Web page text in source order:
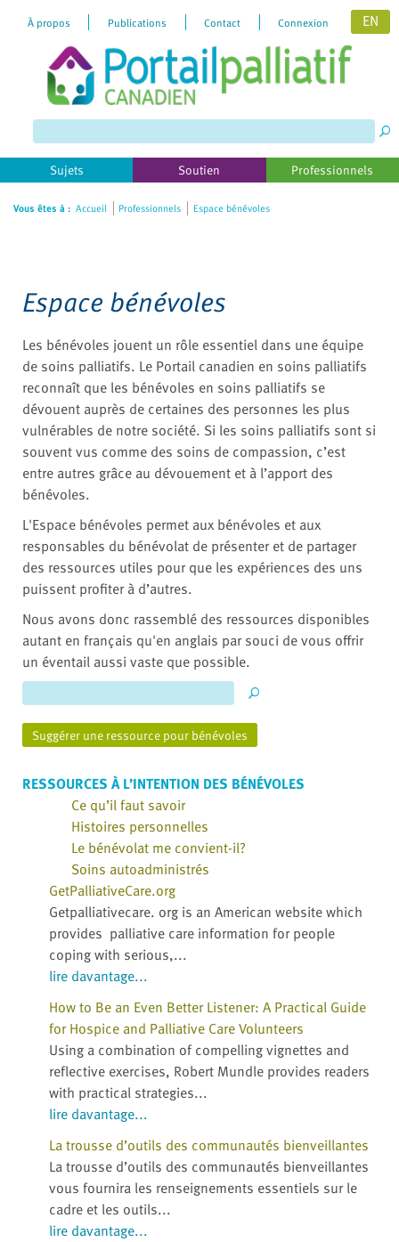
website
includes
an
accessibility
À propos Publications Contact Connexion EN
Sujets Soutien Professionnels
Vous êtes à : Accueil Professionnels Espace bénévoles
Espace bénévoles
Les bénévoles jouent un rôle essentiel dans une équipe
de soins palliatifs. Le Portail canadien en soins palliatifs
reconnaît que les bénévoles en soins palliatifs se
dévouent auprès de certaines des personnes les plus
vulnérables de notre société. Si les soins palliatifs sont si
souvent vus comme des soins de compassion, c’est
entre autres grâce au dévouement et à l’apport des
bénévoles.
L'Espace bénévoles permet aux bénévoles et aux
responsables du bénévolat de présenter et de partager
des ressources utiles pour que les expériences des uns
puissent profiter à d’autres.
Nous avons donc rassemblé des ressources disponibles
autant en français qu'en anglais par souci de vous offrir
un éventail aussi vaste que possible.
Suggérer une ressource pour bénévoles
RESSOURCES À L’INTENTION DES BÉNÉVOLES
Ce qu’il faut savoir
Histoires personnelles
Le bénévolat me convient-il?
Soins autoadministrés
GetPalliativeCare.org
Getpalliativecare. org is an American website which
provides palliative care information for people
coping with serious,...
lire davantage...
How to Be an Even Better Listener: A Practical Guide
for Hospice and Palliative Care Volunteers
Using a combination of compelling vignettes and
reflective exercises, Robert Mundle provides readers
with practical strategies...
lire davantage...
La trousse d’outils des communautés bienveillantes
La trousse d’outils des communautés bienveillantes
vous fournira les renseignements essentiels sur le
cadre et les outils...
lire davantage...